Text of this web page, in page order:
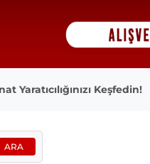
Yaratıcılığınızı Keşfedin!